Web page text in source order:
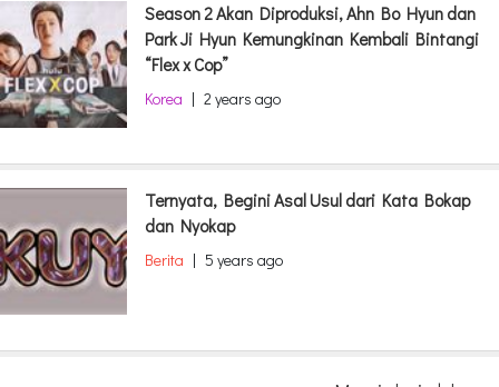
Season 2 Akan Diproduksi, Ahn Bo Hyun dan
Park Ji Hyun Kemungkinan Kembali Bintangi
“Flex x Cop”
Korea | 2 years ago
Ternyata, Begini Asal Usul dari Kata Bokap
dan Nyokap
Berita | 5 years ago